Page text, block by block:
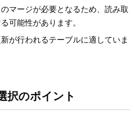
マージが必要となるため、読み取
可能性があります。
が行われるテーブルに適していま
択のポイント